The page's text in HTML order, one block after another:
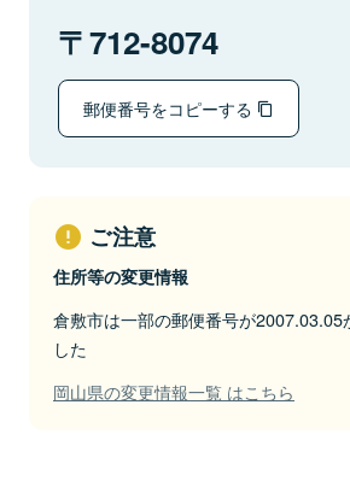
712-8074
郵便番号をコピーする
ご注意
住所等の変更情報
倉敷市は一部の郵便番号が2007.03.05
した
岡山県の変更情報一覧 はこちら